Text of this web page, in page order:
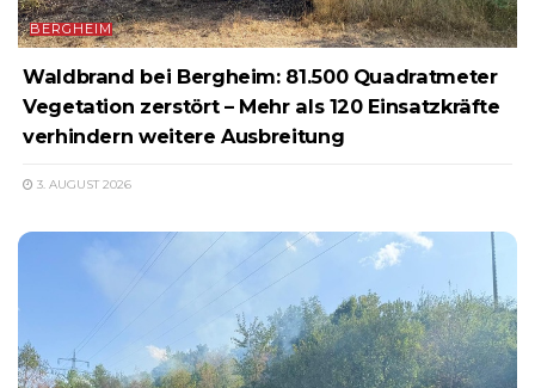
BERGHEIM
Waldbrand bei Bergheim: 81.500 Quadratmeter
Vegetation zerstört – Mehr als 120 Einsatzkräfte
verhindern weitere Ausbreitung
3. AUGUST 2026